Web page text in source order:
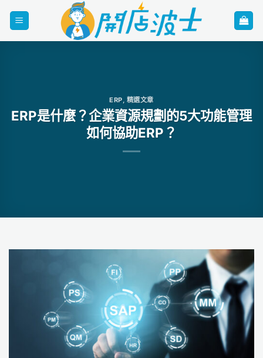
ERP, 精選文章
ERP是什麼？企業資源規劃的5大功能管理
如何協助ERP？